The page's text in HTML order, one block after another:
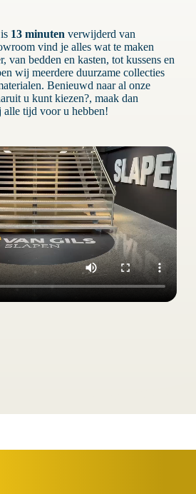
13 minuten verwijderd van
vind je alles wat te maken
van bedden en kasten, tot kussens en
wij meerdere duurzame collecties
Benieuwd naar al onze
u kunt kiezen?, maak dan
tijd voor u hebben!